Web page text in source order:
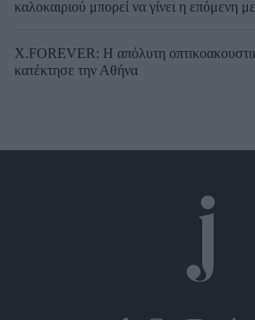
καλοκαιριού μπορεί να γίνει η επόμενη
X.FOREVER: Η απόλυτη
κατέκτησε την Αθήνα